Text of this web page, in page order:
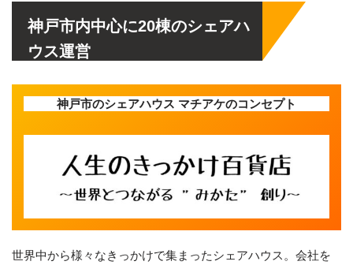
神戸市内中心に20棟のシェアハ
ウス運営
神戸市のシェアハウス マチアケのコンセプト
世界中から様々なきっかけで集まったシェアハウス。会社を